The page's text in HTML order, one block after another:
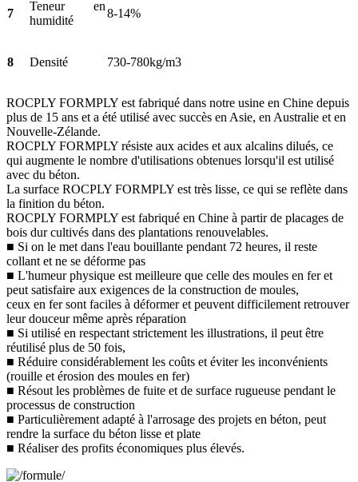
7
Teneur en
humidité
8-14%
8 Densité 730-780kg/m3
ROCPLY FORMPLY est fabriqué dans notre usine en Chine depuis
plus de 15 ans et a été utilisé avec succès en Asie, en Australie et en
Nouvelle-Zélande.
ROCPLY FORMPLY résiste aux acides et aux alcalins dilués, ce
qui augmente le nombre d'utilisations obtenues lorsqu'il est utilisé
avec du béton.
La surface ROCPLY FORMPLY est très lisse, ce qui se reflète dans
la finition du béton.
ROCPLY FORMPLY est fabriqué en Chine à partir de placages de
bois dur cultivés dans des plantations renouvelables.
■ Si on le met dans l'eau bouillante pendant 72 heures, il reste
collant et ne se déforme pas
■ L'humeur physique est meilleure que celle des moules en fer et
peut satisfaire aux exigences de la construction de moules,
ceux en fer sont faciles à déformer et peuvent difficilement retrouver
leur douceur même après réparation
■ Si utilisé en respectant strictement les illustrations, il peut être
réutilisé plus de 50 fois,
■ Réduire considérablement les coûts et éviter les inconvénients
(rouille et érosion des moules en fer)
■ Résout les problèmes de fuite et de surface rugueuse pendant le
processus de construction
■ Particulièrement adapté à l'arrosage des projets en béton, peut
rendre la surface du béton lisse et plate
■ Réaliser des profits économiques plus élevés.